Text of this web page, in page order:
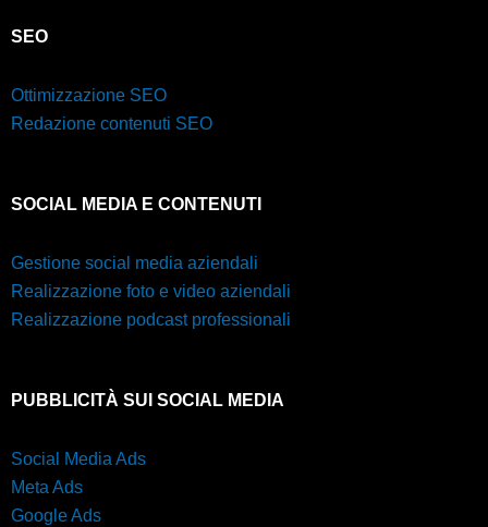
SEO
Ottimizzazione SEO
Redazione contenuti SEO
SOCIAL MEDIA E CONTENUTI
Gestione social media aziendali
Realizzazione foto e video aziendali
Realizzazione podcast professionali
PUBBLICITÀ SUI SOCIAL MEDIA
Social Media Ads
Meta Ads
Google Ads